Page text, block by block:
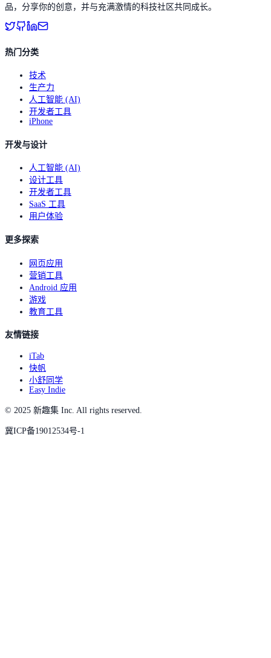
品，分享你的创意，并与充满激情的科技社区共同成长。
热门分类
技术
生产力
人工智能 (AI)
开发者工具
iPhone
开发与设计
人工智能 (AI)
设计工具
开发者工具
SaaS 工具
用户体验
更多探索
网页应用
营销工具
Android 应用
游戏
教育工具
友情链接
iTab
快帆
小舒同学
Easy Indie
© 2025 新趣集 Inc. All rights reserved.
冀ICP备19012534号-1